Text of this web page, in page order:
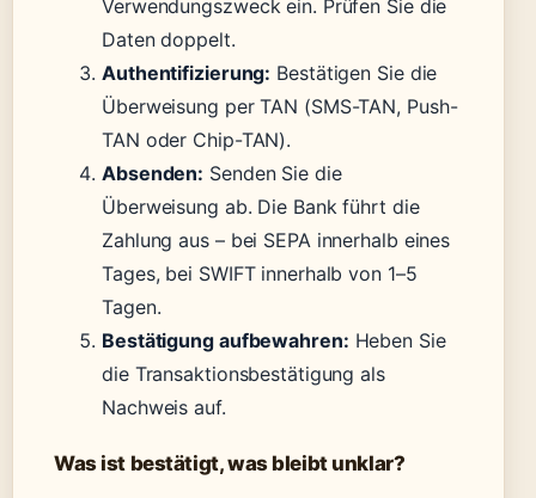
Verwendungszweck ein. Prüfen Sie die
Daten doppelt.
Authentifizierung: Bestätigen Sie die
Überweisung per TAN (SMS-TAN, Push-
TAN oder Chip-TAN).
Absenden: Senden Sie die
Überweisung ab. Die Bank führt die
Zahlung aus – bei SEPA innerhalb eines
Tages, bei SWIFT innerhalb von 1–5
Tagen.
Bestätigung aufbewahren: Heben Sie
die Transaktionsbestätigung als
Nachweis auf.
Was ist bestätigt, was bleibt unklar?